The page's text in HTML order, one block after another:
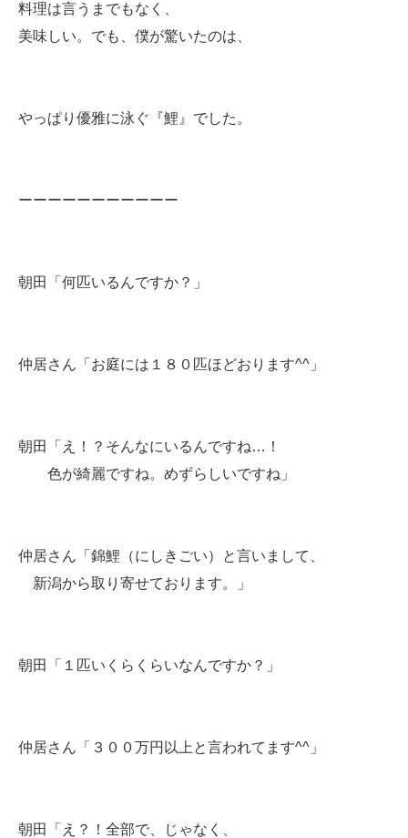
料理は言うまでもなく、
美味しい。でも、僕が驚いたのは、
やっぱり優雅に泳ぐ『鯉』でした。
ーーーーーーーーーーー
朝田「何匹いるんですか？」
仲居さん「お庭には１８０匹ほどおります^^」
朝田「え！？そんなにいるんですね…！
色が綺麗ですね。めずらしいですね」
仲居さん「錦鯉（にしきごい）と言いまして、
新潟から取り寄せております。」
朝田「１匹いくらくらいなんですか？」
仲居さん「３００万円以上と言われてます^^」
朝田「え？！全部で、じゃなく、